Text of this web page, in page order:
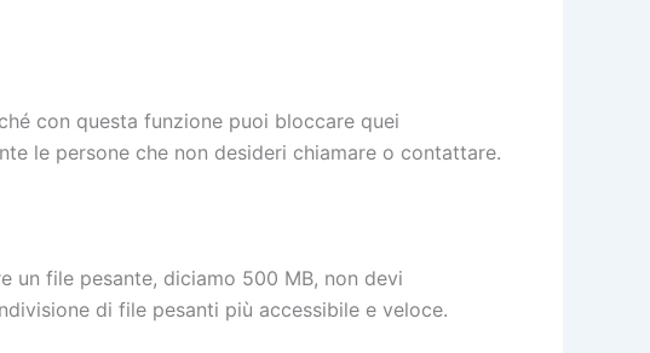
con questa funzione puoi bloccare quei
le persone che non desideri chiamare o contattare.
un file pesante, diciamo 500 MB, non devi
di file pesanti più accessibile e veloce.